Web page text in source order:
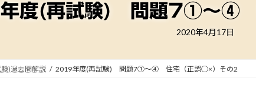
度(再試験) 問題7①～④
2020年4月17日
)過去問解説 2019年度(再試験) 問題7①～④ 住宅（正誤○×）その2